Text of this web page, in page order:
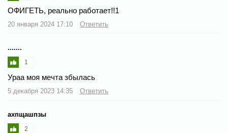
ОФИГЕТЬ, реально работает!!1
20 января 2024 17:10 Ответить
.......
1
Ураа моя мечта збылась
5 декабря 2023 14:35 Ответить
ахпщашпзы
2